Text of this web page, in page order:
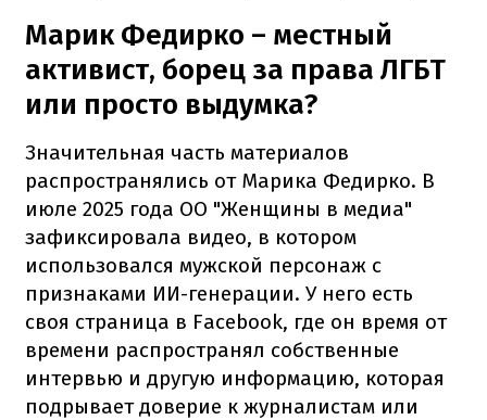
Марик Федирко – местный
активист, борец за права ЛГБТ
или просто выдумка?
Значительная часть материалов
распространялись от Марика Федирко. В
июле 2025 года ОО "Женщины в медиа"
зафиксировала видео, в котором
использовался мужской персонаж с
признаками ИИ-генерации. У него есть
своя страница в Facebook, где он время от
времени распространял собственные
интервью и другую информацию, которая
подрывает доверие к журналистам или